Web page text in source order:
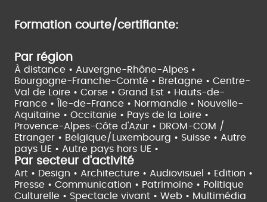
Formation courte/certifiante:
Par région
À distance • Auvergne-Rhône-Alpes •
Bourgogne-Franche-Comté • Bretagne • Centre-
Val de Loire • Corse • Grand Est • Hauts-de-
France •
Île-de-France • Normandie • Nouvelle-
Aquitaine • Occitanie • Pays de la Loire •
Provence-Alpes-Côte d'Azur • DROM-COM /
Etranger • Belgique/Luxembourg • Suisse • Autre
pays UE • Autre pays hors UE •
Par secteur d'activité
Art • Design • Architecture • Audiovisuel • Edition •
Presse • Communication • Patrimoine • Politique
Culturelle • Spectacle vivant • Web • Multimédia